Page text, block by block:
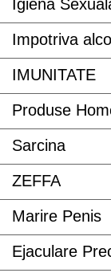
Igiena
Impotriva
IMUNITATE
Produse
Sarcina
ZEFFA
Marire Penis
Ejaculare